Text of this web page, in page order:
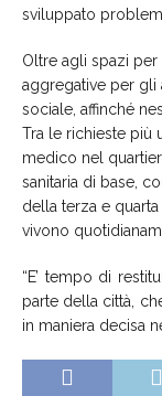
sviluppato
Oltre agli spazi
aggregative per gli
sociale, affinché
Tra le richieste più
medico nel
sanitaria di base,
della terza e
vivono
“E’ tempo di
parte della città,
in maniera decisa